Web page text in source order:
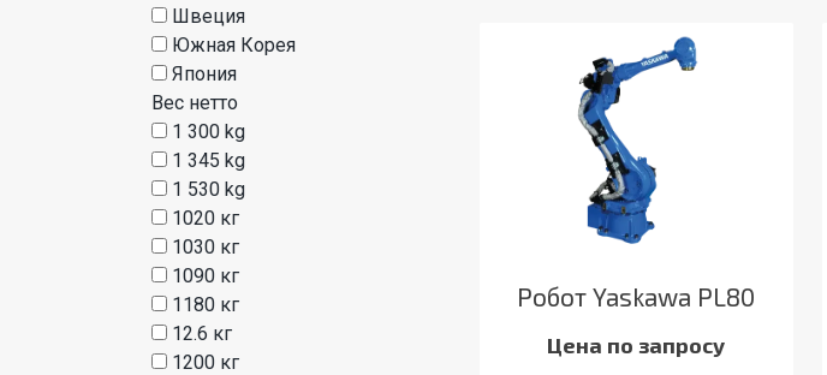
Швеция
Южная Корея
Япония
Вес нетто
1 300 kg
1 345 kg
1 530 kg
1020 кг
1030 кг
1090 кг
1180 кг
12.6 кг
1200 кг
Робот Yaskawa PL80
Цена по запросу